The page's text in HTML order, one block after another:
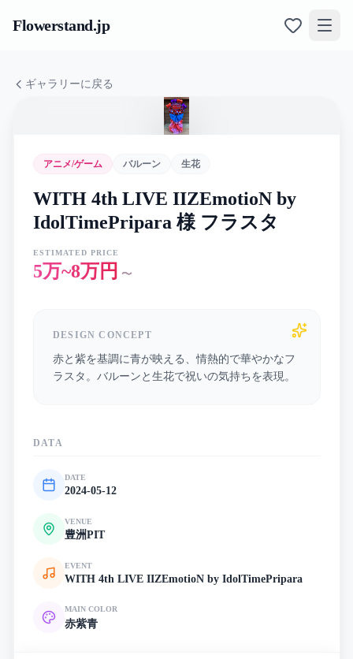
Flowerstand.jp
ギャラリーに戻る
アニメ/ゲーム バルーン 生花
WITH 4th LIVE IIZEmotioN by
IdolTimePripara 様 フラスタ
ESTIMATED PRICE
5万~8万円 〜
DESIGN CONCEPT
赤と紫を基調に青が映える、情熱的で華やかなフ
ラスタ。バルーンと生花で祝いの気持ちを表現。
DATA
DATE
2024-05-12
VENUE
豊洲PIT
EVENT
WITH 4th LIVE IIZEmotioN by IdolTimePripara
MAIN COLOR
赤紫青